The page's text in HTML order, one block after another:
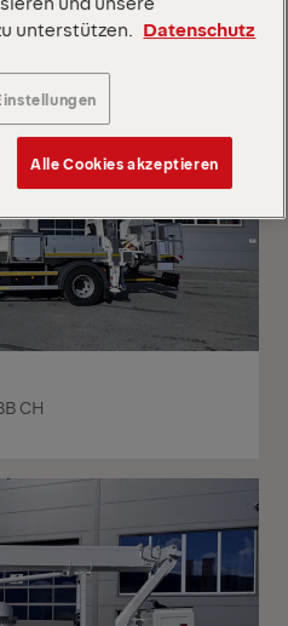
CH
unterstützen.
Datenschutz
Alle Cookies akzeptieren